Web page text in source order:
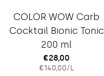
Typ:
COLOR WOW Carb
Cocktail Bionic Tonic
200 ml
Regulärer
Preis
€28,00
EINZELPREIS
€140,00/PRO
L